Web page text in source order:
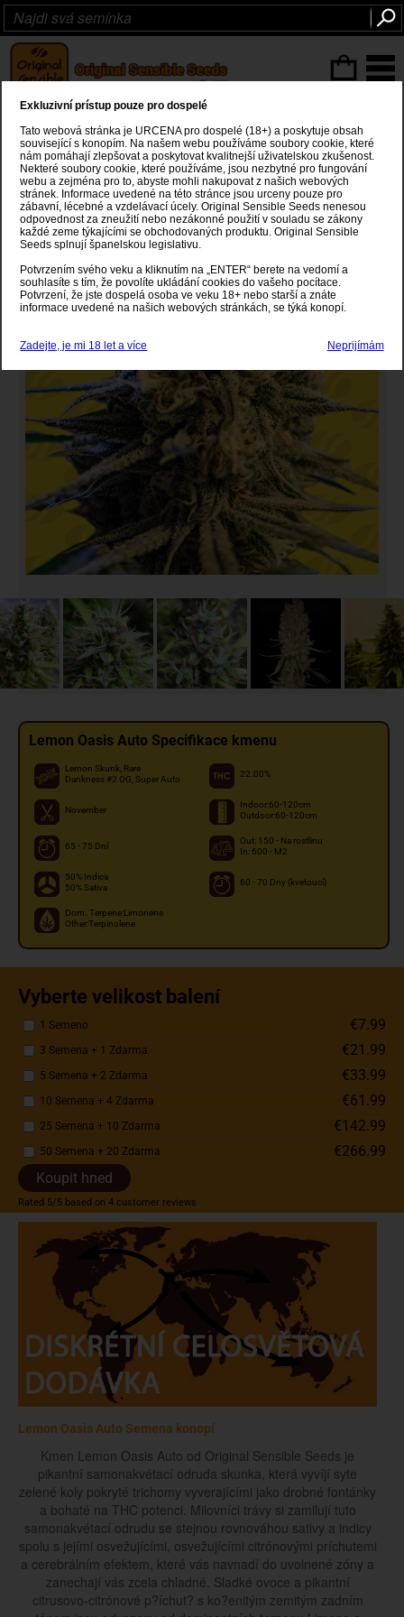
Lemon Oasis Auto
Lemon Skunk xRare Dankness #2 OG x Super Auto
Lemon Oasis Auto Specifikace kmenu
Lemon Skunk, Rare
Dankness #2 OG, Super Auto
22.00%
November
Indoor:60-120cm
Outdoor:60-120cm
65 - 75 Dní
Out: 150 - Na rostlinu
In: 600 - M2
50% Indica
50% Sativa
60 - 70 Dny (kvetoucí)
Dom. Terpene:Limonene
Other:Terpinolene
Vyberte velikost balení
1 Semeno €7.99
3 Semena + 1 Zdarma €21.99
5 Semena + 2 Zdarma €33.99
10 Semena + 4 Zdarma €61.99
25 Semena + 10 Zdarma €142.99
50 Semena + 20 Zdarma
€266.99
Koupit hned
Rated 5/5 based on 4 customer reviews
Lemon Oasis Auto Semena konopí
Kmen Lemon Oasis Auto od Original Sensible Seeds je
pikantní samonakvétací odruda skunka, která vyvíjí syte
zelené koly pokryté trichomy vyverajícími jako drobné fontánky
a bohaté na THC potenci. Milovníci trávy si zamilují tuto
samonakvétací odrudu se stejnou rovnováhou sativy a indicy
spolu s jejími osvežujícími, osvežujícími citrónovými príchutemi
a cerebrálním efektem, které vás navnadí do uvolnené zóny a
zanechají vás zcela chladné. Sladké ovoce a pikantní
citrusovo-citrónové p?íchut? s ko?enitým zemitým zadním
Exkluzivní prístup pouze pro dospelé
Tato webová stránka je URCENA pro dospelé (18+) a poskytuje obsah
související s konopím. Na našem webu používáme soubory cookie, které
nám pomáhají zlepšovat a poskytovat kvalitnejší uživatelskou zkušenost.
Nekteré soubory cookie, které používáme, jsou nezbytné pro fungování
webu a zejména pro to, abyste mohli nakupovat z našich webových
stránek. Informace uvedené na této stránce jsou urceny pouze pro
zábavní, lécebné a vzdelávací úcely. Original Sensible Seeds nenesou
odpovednost za zneužití nebo nezákonné použití v souladu se zákony
každé zeme týkajícími se obchodovaných produktu. Original Sensible
Seeds splnují španelskou legislativu.
Potvrzením svého veku a kliknutím na „ENTER“ berete na vedomí a
souhlasíte s tím, že povolíte ukládání cookies do vašeho pocítace.
Potvrzení, že jste dospelá osoba ve veku 18+ nebo starší a znáte
informace uvedené na našich webových stránkách, se týká konopí.
Zadejte, je mi 18 let a více Neprijímám